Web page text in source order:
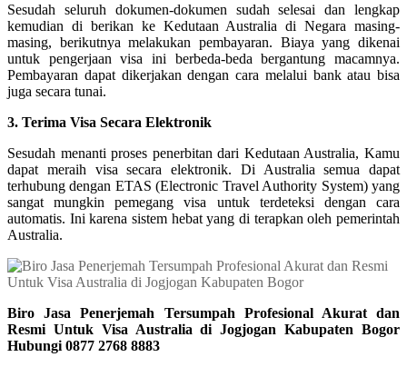
Sesudah seluruh dokumen-dokumen sudah selesai dan lengkap
kemudian di berikan ke Kedutaan Australia di Negara masing-
masing, berikutnya melakukan pembayaran. Biaya yang dikenai
untuk pengerjaan visa ini berbeda-beda bergantung macamnya.
Pembayaran dapat dikerjakan dengan cara melalui bank atau bisa
juga secara tunai.
3. Terima Visa Secara Elektronik
Sesudah menanti proses penerbitan dari Kedutaan Australia, Kamu
dapat meraih visa secara elektronik. Di Australia semua dapat
terhubung dengan ETAS (Electronic Travel Authority System) yang
sangat mungkin pemegang visa untuk terdeteksi dengan cara
automatis. Ini karena sistem hebat yang di terapkan oleh pemerintah
Australia.
Biro Jasa Penerjemah Tersumpah Profesional Akurat dan
Resmi Untuk Visa Australia di Jogjogan Kabupaten Bogor
Hubungi 0877 2768 8883